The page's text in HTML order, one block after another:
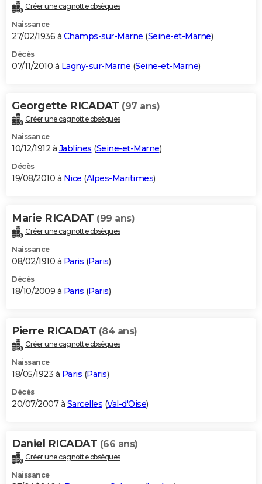
Créer une cagnotte obsèques
Naissance
27/02/1936 à Champs-sur-Marne (Seine-et-Marne)
Décès
07/11/2010 à Lagny-sur-Marne (Seine-et-Marne)
Georgette RICADAT (97 ans)
Créer une cagnotte obsèques
Naissance
10/12/1912 à Jablines (Seine-et-Marne)
Décès
19/08/2010 à Nice (Alpes-Maritimes)
Marie RICADAT (99 ans)
Créer une cagnotte obsèques
Naissance
08/02/1910 à Paris (Paris)
Décès
18/10/2009 à Paris (Paris)
Pierre RICADAT (84 ans)
Créer une cagnotte obsèques
Naissance
18/05/1923 à Paris (Paris)
Décès
20/07/2007 à Sarcelles (Val-d'Oise)
Daniel RICADAT (66 ans)
Créer une cagnotte obsèques
Naissance